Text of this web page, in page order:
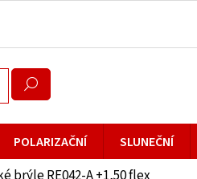
POLARIZAČNÍ SLUNEČNÍ